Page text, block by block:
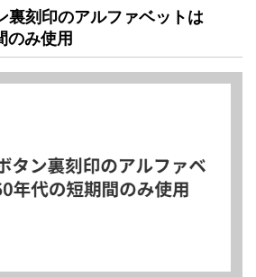
裏刻印のアルファベットは
のみ使用